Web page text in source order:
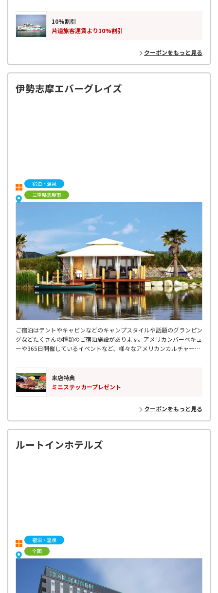
ます。
10%割引
片道旅客運賃より10%割引
クーポンをもっと見る
伊勢志摩エバーグレイズ
宿泊・温泉
三重県志摩市
ご宿泊はテントやキャビンなどのキャンプスタイルや話題のグランピン
グなどたくさんの種類のご宿泊施設があります。アメリカンバーベキュ
ーや365日開催しているイベントなど、様々なアメリカンカルチャーを
来店特典
ミニステッカープレゼント
クーポンをもっと見る
ルートインホテルズ
宿泊・温泉
全国